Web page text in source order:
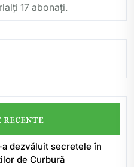
17 abonați.
dezvăluit secretele în
de Curbură